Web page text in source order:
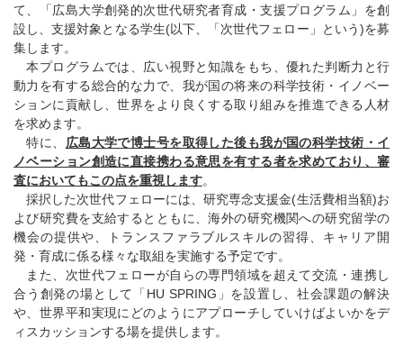
て、「広島大学創発的次世代研究者育成・支援プログラム」を創
設し、支援対象となる学生(以下、「次世代フェロー」という)を募
集します。
本プログラムでは、広い視野と知識をもち、優れた判断力と行
動力を有する総合的な力で、我が国の将来の科学技術・イノベー
ションに貢献し、世界をより良くする取り組みを推進できる人材
を求めます。
特に、 広島大学で博士号を取得した後も我が国の科学技術・イ
ノベーション創造に直接携わる意思を有する者を求めており、審
査においてもこの点を重視します。
採択した次世代フェローには、研究専念支援金(生活費相当額)お
よび研究費を支給するとともに、海外の研究機関への研究留学の
機会の提供や、トランスファラブルスキルの習得、キャリア開
発・育成に係る様々な取組を実施する予定です。
また、次世代フェローが自らの専門領域を超えて交流・連携し
合う創発の場として「HU SPRING」を設置し、社会課題の解決
や、世界平和実現にどのようにアプローチしていけばよいかをデ
ィスカッションする場を提供します。